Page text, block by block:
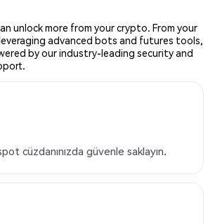
unlock more from your crypto. From your
advanced bots and futures tools,
by our industry-leading security and
cüzdanınızda güvenle saklayın.